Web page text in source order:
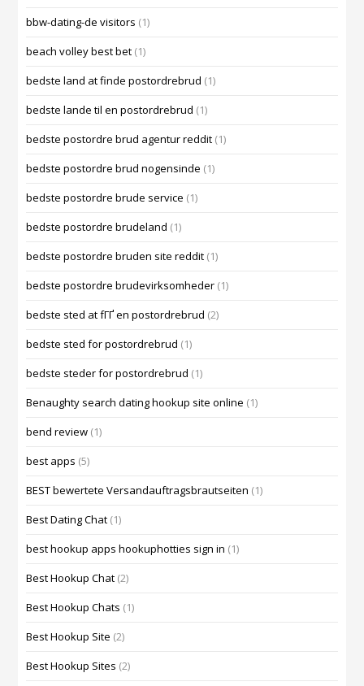
bbw-dating-de visitors (1)
beach volley best bet (1)
bedste land at finde postordrebrud (1)
bedste lande til en postordrebrud (1)
bedste postordre brud agentur reddit (1)
bedste postordre brud nogensinde (1)
bedste postordre brude service (1)
bedste postordre brudeland (1)
bedste postordre bruden site reddit (1)
bedste postordre brudevirksomheder (1)
bedste sted at fГҐ en postordrebrud (2)
bedste sted for postordrebrud (1)
bedste steder for postordrebrud (1)
Benaughty search dating hookup site online (1)
bend review (1)
best apps (5)
BEST bewertete Versandauftragsbrautseiten (1)
Best Dating Chat (1)
best hookup apps hookuphotties sign in (1)
Best Hookup Chat (2)
Best Hookup Chats (1)
Best Hookup Site (2)
Best Hookup Sites (2)